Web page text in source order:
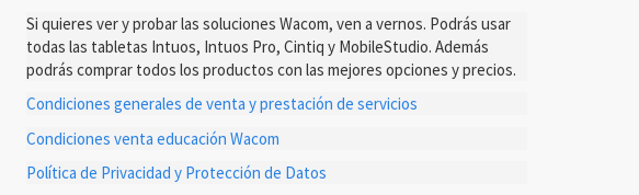
Si quieres ver y probar las soluciones Wacom, ven a vernos. Podrás usar
todas las tabletas Intuos, Intuos Pro, Cintiq y MobileStudio. Además
podrás comprar todos los productos con las mejores opciones y precios.
Condiciones generales de venta y prestación de servicios
Condiciones venta educación Wacom
Política de Privacidad y Protección de Datos